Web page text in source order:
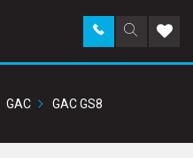
Поиск
по
Заказать
звонок в
GAC GAC GS8